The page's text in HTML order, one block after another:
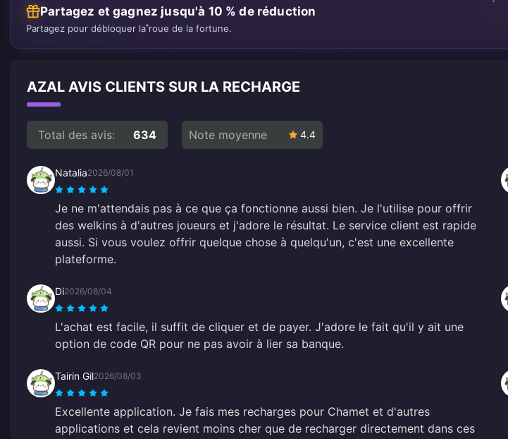
Partagez et gagnez jusqu'à 10 % de réduction
Partagez pour débloquer la roue de la fortune.
AZAL AVIS CLIENTS SUR LA RECHARGE
Total des avis: 634 Note moyenne 4.4
Natalia2026/08/01
Je ne m'attendais pas à ce que ça fonctionne aussi bien. Je l'utilise pour offrir
des welkins à d'autres joueurs et j'adore le résultat. Le service client est rapide
aussi. Si vous voulez offrir quelque chose à quelqu'un, c'est une excellente
plateforme.
Di2026/08/04
L'achat est facile, il suffit de cliquer et de payer. J'adore le fait qu'il y ait une
option de code QR pour ne pas avoir à lier sa banque.
Tairin Gil2026/08/03
Excellente application. Je fais mes recharges pour Chamet et d'autres
applications et cela revient moins cher que de recharger directement dans ces